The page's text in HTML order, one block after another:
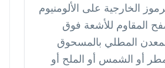
الخارجية على الألومنيوم
المقاوم للأشعة فوق
المطلي بالمسحوق
أو الشمس أو الملح أو